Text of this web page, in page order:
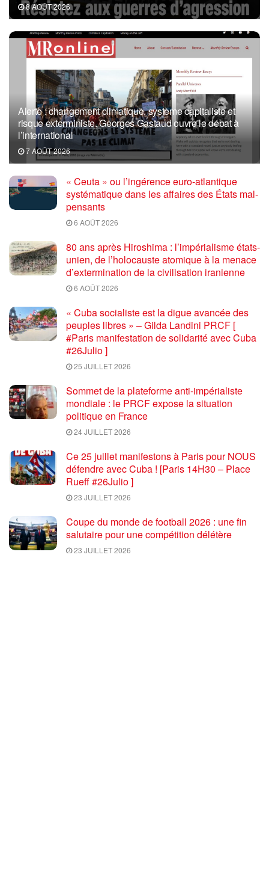
8 AOÛT 2026
Alerte : changement climatique, système capitaliste et
risque exterministe. Georges Gastaud ouvre le débat à
l’international
7 AOÛT 2026
« Ceuta » ou l’ingérence euro-atlantique
systématique dans les affaires des États mal-
pensants
6 AOÛT 2026
80 ans après Hiroshima : l’impérialisme états-
unien, de l’holocauste atomique à la menace
d’extermination de la civilisation iranienne
6 AOÛT 2026
« Cuba socialiste est la digue avancée des
peuples libres » – Gilda Landini PRCF [
#Paris manifestation de solidarité avec Cuba
#26Julio ]
25 JUILLET 2026
Sommet de la plateforme anti-impérialiste
mondiale : le PRCF expose la situation
politique en France
24 JUILLET 2026
Ce 25 juillet manifestons à Paris pour NOUS
défendre avec Cuba ! [Paris 14H30 – Place
Rueff #26Julio ]
23 JUILLET 2026
Coupe du monde de football 2026 : une fin
salutaire pour une compétition délétère
23 JUILLET 2026